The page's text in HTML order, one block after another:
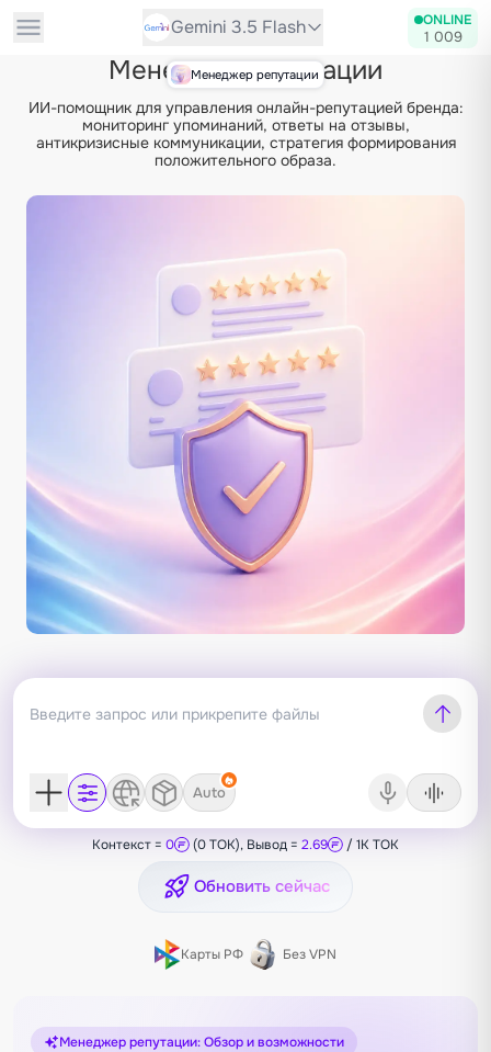
Gemini 3.5 Flash ONLINE
1 009
Менеджер репутации
Менеджер репутации
ИИ-помощник для управления онлайн-репутацией бренда:
мониторинг упоминаний, ответы на отзывы,
антикризисные коммуникации, стратегия формирования
положительного образа.
Auto
Контекст = 0 (0 TOK), Вывод = 2.69 / 1K TOK
Обновить сейчас
Карты РФ Без VPN
Менеджер репутации: Обзор и возможности